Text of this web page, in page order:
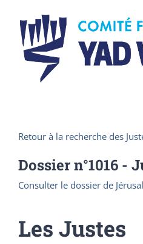
content
Retour à la recherche des
Dossier n°1016 -
Consulter le dossier de
Les Justes